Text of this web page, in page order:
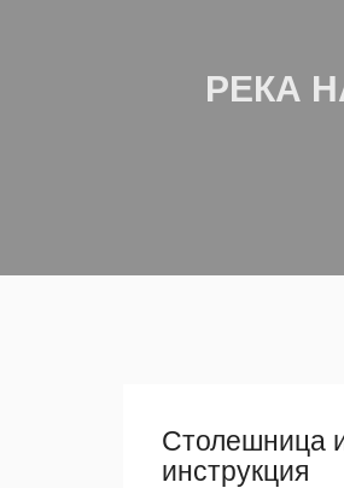
РЕКА
Столешница
инструкция